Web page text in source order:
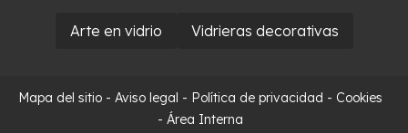
Arte en vidrio Vidrieras decorativas
Mapa del sitio - Aviso legal - Política de privacidad - Cookies
- Área Interna